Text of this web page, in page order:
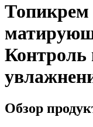
Контроль
Обзор